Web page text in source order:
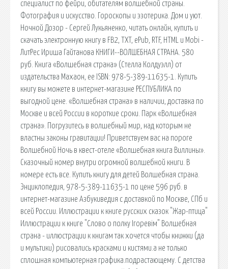
специалист по фейри, обитателям волшебной страны.
Фотография и искусство. Гороскопы и эзотерика. Дом и уют.
Ночной Дозор - Сергей Лукьяненко, читать онлайн, купить и
скачать электронную книгу в FB2, TXT, ePub, RTF, HTML и Mobi -
ЛитРес Ириша Гайтанова КНИГИ--ВОЛШЕБНАЯ СТРАНА. 580
руб. Книга «Волшебная страна» (Стелла Колдуэлл) от
издательства Махаон, ее ISBN: 978-5-389-11635-1. Купить
книгу вы можете в интернет-магазине РЕСПУБЛИКА по
выгодной цене. «Волшебная страна» в наличии, доставка по
Москве и всей России в короткие сроки. Парк «Волшебная
страна». Погрузитесь в волшебный мир, над которым не
властны законы гравитации! Приветствуем вас на пороге
Волшебной Ночь в квест-отеле «Волшебная книга Виллины».
Сказочный номер внутри огромной волшебной книги. В
номере есть все. Купить книгу для детей Волшебная страна.
Энциклопедия, 978-5-389-11635-1 по цене 596 руб. в
интернет-магазине Азбукиведия c доставкой по Москве, СПб и
всей России. Иллюстрации к книге русских сказок "Жар-птица"
Иллюстрации к книге "Слово о полку Iгоревiм" Волшебная
страна - иллюстрации к книгам так хочется чтобы книжки (да
и мультики) рисовались красками и кистями.а не только
сплошная компьютерная графика.подрастающему. С детства